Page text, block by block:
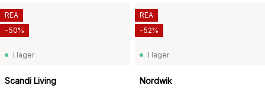
I lager
Scandi Living
REA
-50%
I lager
Nordwik
REA
-52%